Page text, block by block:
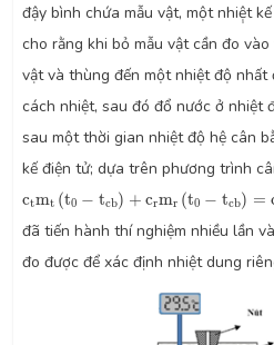
đậy bình chứa mẫu vật, một nhiệ̣t
cho rằng khi bỏ mẫu vật cần đo
vật và thùng đến một nhiệt độ nhất
cách nhiệt, sau đó đổ nước ở nhiệt
sau một thời gian nhiệt độ hệ cân
kế điện tử; dựa trên phương trình
ctmt (t0 − tcb) + crmr (t0 − tcb) =
(t c )+ c 0− ) cn
đã tiến hành thí nghiệm nhiều lần
đo được để xác định nhiệt dung